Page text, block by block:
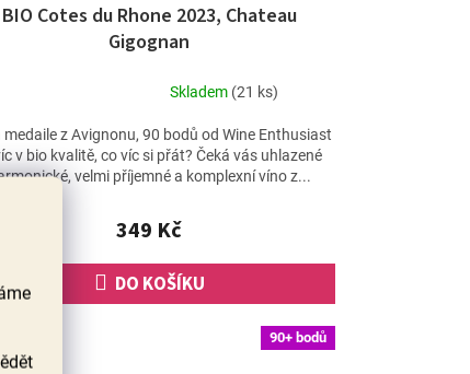
BIO Cotes du Rhone 2023, Chateau
Gigognan
hodnocení
produktu
je
Skladem (21 ks)
349 Kč
DO KOŠÍKU
medaile z Avignonu, 90 bodů od Wine Enthusiast
v bio kvalitě, co víc si přát? Čeká vás uhlazené
velmi příjemné a komplexní víno z...
90+ bodů